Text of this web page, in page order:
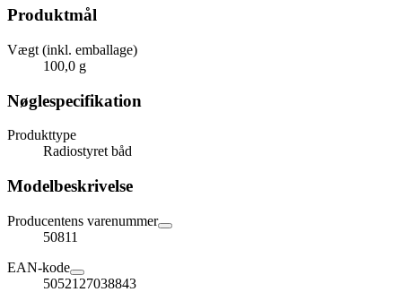
Produktmål
Vægt (inkl. emballage)
100,0 g
Nøglespecifikation
Produkttype
Radiostyret båd
Modelbeskrivelse
Producentens varenummer
50811
EAN-kode
5052127038843